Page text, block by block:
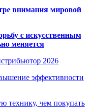
внимания мировой
с искусственным
меняется
2026
эффективности
технику, чем покупать